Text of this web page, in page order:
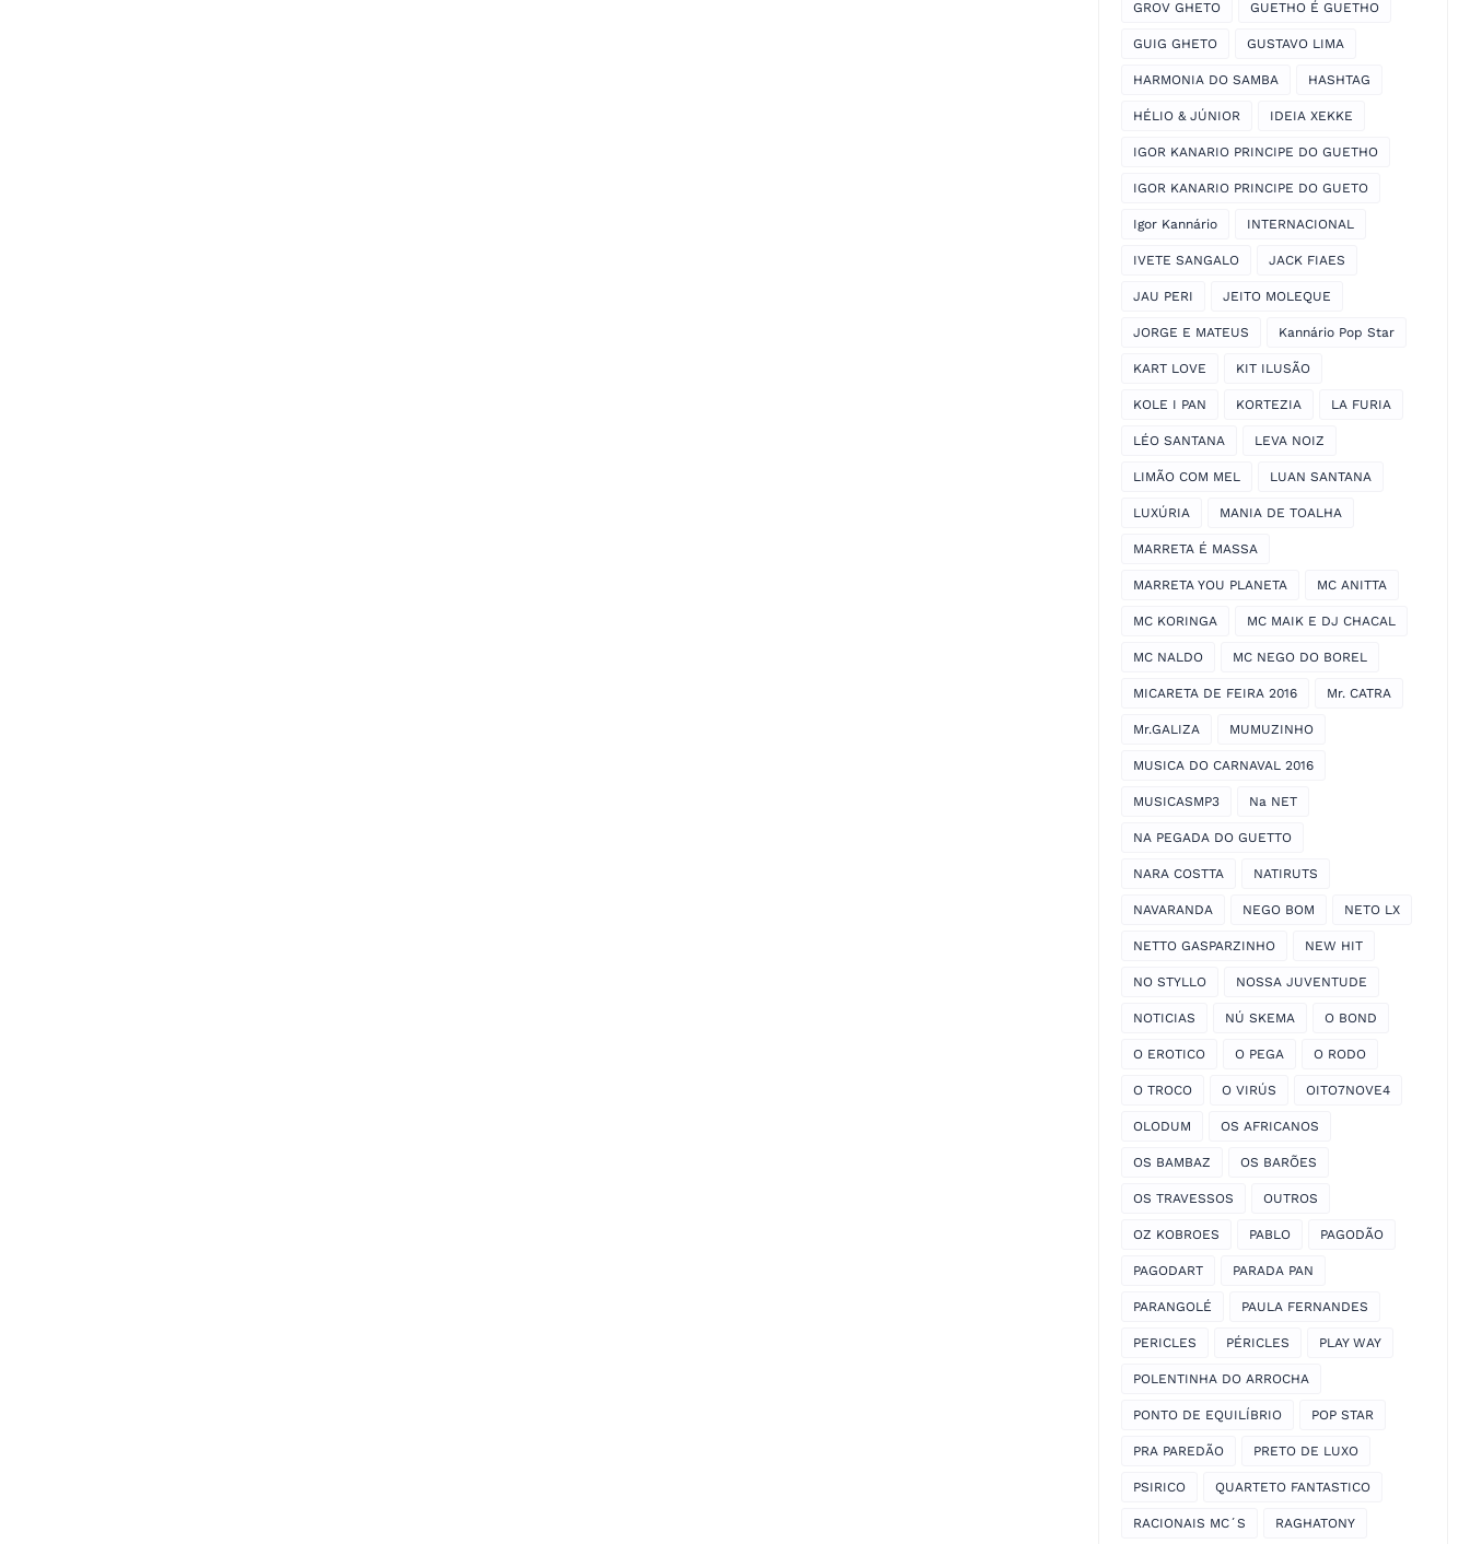
GROV GHETO GUETHO É GUETHO
GUIG GHETO GUSTAVO LIMA
HARMONIA DO SAMBA HASHTAG
HÉLIO & JÚNIOR IDEIA XEKKE
IGOR KANARIO PRINCIPE DO GUETHO
IGOR KANARIO PRINCIPE DO GUETO
Igor Kannário INTERNACIONAL
IVETE SANGALO JACK FIAES
JAU PERI JEITO MOLEQUE
JORGE E MATEUS Kannário Pop Star
KART LOVE KIT ILUSÃO
KOLE I PAN KORTEZIA LA FURIA
LÉO SANTANA LEVA NOIZ
LIMÃO COM MEL LUAN SANTANA
LUXÚRIA MANIA DE TOALHA
MARRETA É MASSA
MARRETA YOU PLANETA MC ANITTA
MC KORINGA MC MAIK E DJ CHACAL
MC NALDO MC NEGO DO BOREL
MICARETA DE FEIRA 2016 Mr. CATRA
Mr.GALIZA MUMUZINHO
MUSICA DO CARNAVAL 2016
MUSICASMP3 Na NET
NA PEGADA DO GUETTO
NARA COSTTA NATIRUTS
NAVARANDA NEGO BOM NETO LX
NETTO GASPARZINHO NEW HIT
NO STYLLO NOSSA JUVENTUDE
NOTICIAS NÚ SKEMA O BOND
O EROTICO O PEGA O RODO
O TROCO O VIRÚS OITO7NOVE4
OLODUM OS AFRICANOS
OS BAMBAZ OS BARÕES
OS TRAVESSOS OUTROS
OZ KOBROES PABLO PAGODÃO
PAGODART PARADA PAN
PARANGOLÉ PAULA FERNANDES
PERICLES PÉRICLES PLAY WAY
POLENTINHA DO ARROCHA
PONTO DE EQUILÍBRIO POP STAR
PRA PAREDÃO PRETO DE LUXO
PSIRICO QUARTETO FANTASTICO
RACIONAIS MC´S RAGHATONY